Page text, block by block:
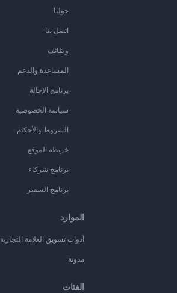
حولنا
اتصل بنا
وظائف
المساعدة والدعم
برنامج الإحالة
سياسة الخصوصية
الشروط والأحكام
خريطة الموقع
برنامج شركاء
برنامج السفير
الموارد
أدوات تسويق العلامة التجارية
مدونة
الفئات